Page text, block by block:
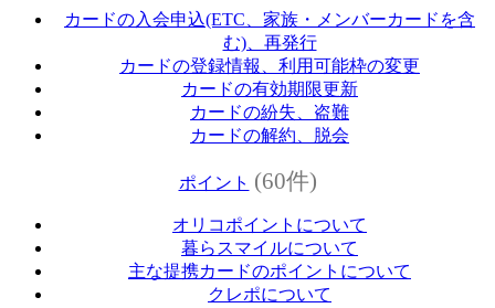
カードの入会申込(ETC、家族・メンバーカードを含
む)、再発行
カードの登録情報、利用可能枠の変更
カードの有効期限更新
カードの紛失、盗難
カードの解約、脱会
ポイント (60件)
オリコポイントについて
暮らスマイルについて
主な提携カードのポイントについて
クレポについて